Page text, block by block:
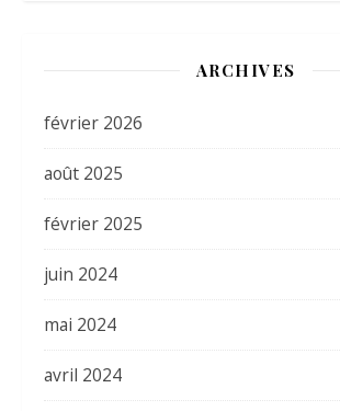
ARCHIVES
février 2026
août 2025
février 2025
juin 2024
mai 2024
avril 2024